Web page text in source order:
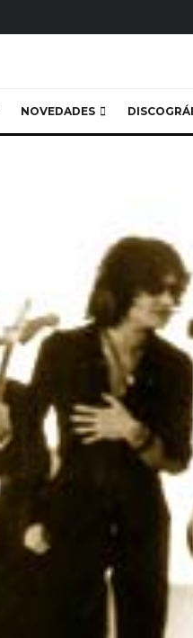
NOVEDADES